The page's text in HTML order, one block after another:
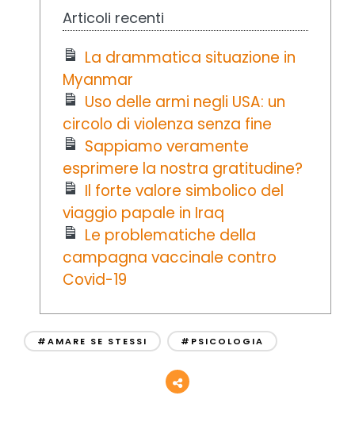
Articoli recenti
La drammatica situazione in
Myanmar
Uso delle armi negli USA: un
circolo di violenza senza fine
Sappiamo veramente
esprimere la nostra gratitudine?
Il forte valore simbolico del
viaggio papale in Iraq
Le problematiche della
campagna vaccinale contro
Covid-19
#AMARE SE STESSI #PSICOLOGIA